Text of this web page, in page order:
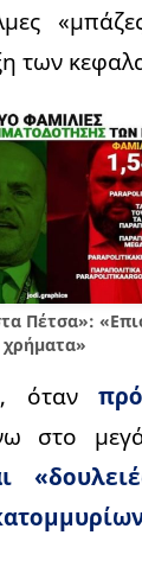
των
Πέτσα»:
χρήματα»
όταν
στο